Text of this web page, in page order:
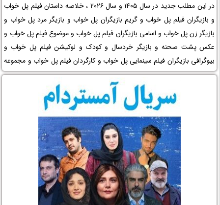
در این مطلب جدید در سال 1405 و سال 2026 ، خلاصه داستان فیلم پل خواب
و بازیگران فیلم پل خواب و گریم بازیگران پل خواب و بازیگر مرد پل خواب و
بازیگر زن پل خواب و اسامی بازیگران فیلم پل خواب و موضوع فیلم پل خواب و
عکس پشت صحنه و بازیگر خردسال و کودک و لوکیشن فیلم پل خواب و
بیوگرافی بازیگران فیلم سینمایی پل خواب و کارگردان فیلم پل خواب و مجموعه
تلویزیونی پل خواب و حواشی فیلم پل خواب و افتخارات پل خواب و جوایز پل
خواب و عوامل ساخت فیلم پل خواب را در نم نمک ببینید.